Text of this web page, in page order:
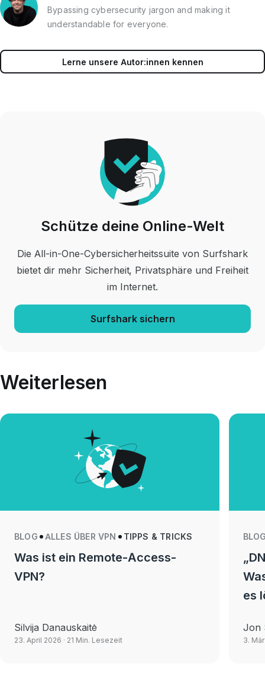
Bypassing cybersecurity jargon and making it
understandable for everyone.
Lerne unsere Autor:innen kennen
Schütze deine Online-Welt
Die All-in-One-Cybersicherheitssuite von Surfshark
bietet dir mehr Sicherheit, Privatsphäre und Freiheit
im Internet.
Surfshark sichern
Weiterlesen
BLOG ALLES ÜBER VPN TIPPS & TRICKS
Was ist ein Remote-Access-
VPN?
Silvija Danauskaitė
23. April 2026 · 21 Min. Lesezeit
es
Jon
3.